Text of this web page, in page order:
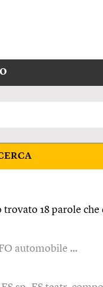
trovato 18 parole
automobile …